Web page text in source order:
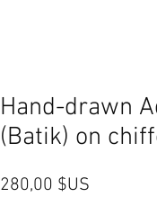
Hand-drawn
(Batik) on
280,00 $US